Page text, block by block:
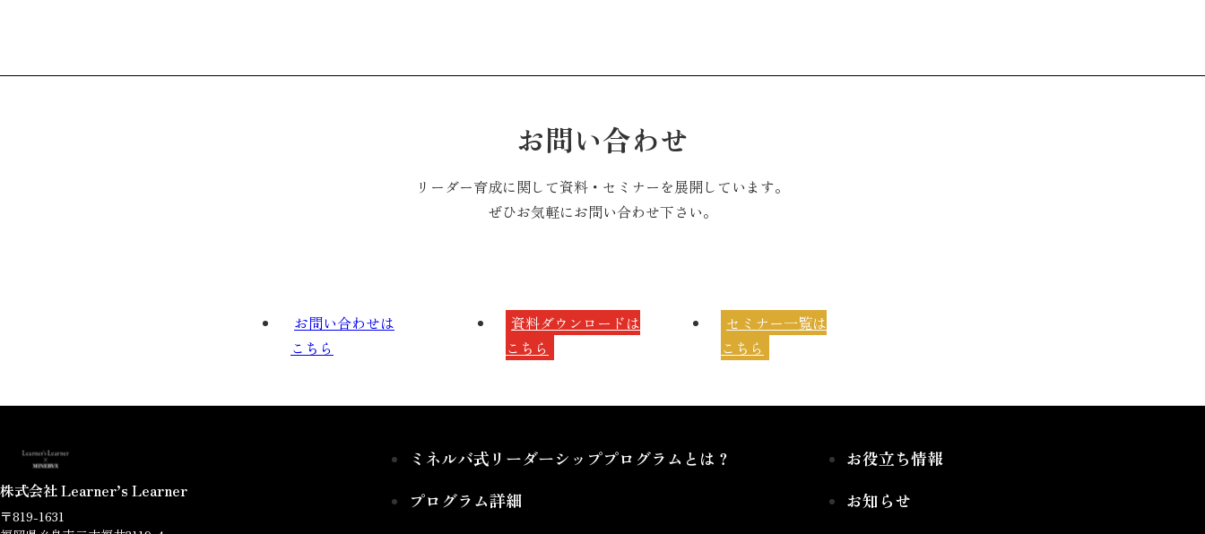
お問い合わせ
リーダー育成に関して資料・セミナーを展開しています。
ぜひお気軽にお問い合わせ下さい。
お問い合わせは
こちら
資料ダウンロードは
こちら
セミナー一覧は
こちら
株式会社 Learner’s Learner
〒819-1631
ミネルバ式リーダーシッププログラムとは？
プログラム詳細
お役立ち情報
お知らせ